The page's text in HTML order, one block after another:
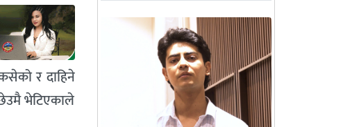
र दाहिने
भेटिएकाले